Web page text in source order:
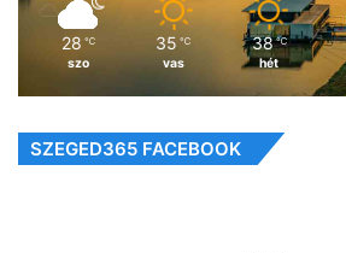
28 ℃
szo
35 ℃
vas
38 ℃
hét
SZEGED365 FACEBOOK